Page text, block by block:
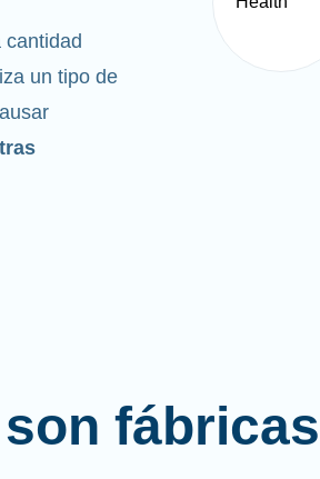
cantidad
un tipo de